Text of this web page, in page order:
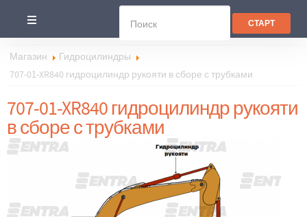
Магазин
Гидроцилиндры
707-01-XR840 гидроцилиндр рукояти в сборе с трубками
707-01-XR840 гидроцилиндр рукояти
в сборе с трубками